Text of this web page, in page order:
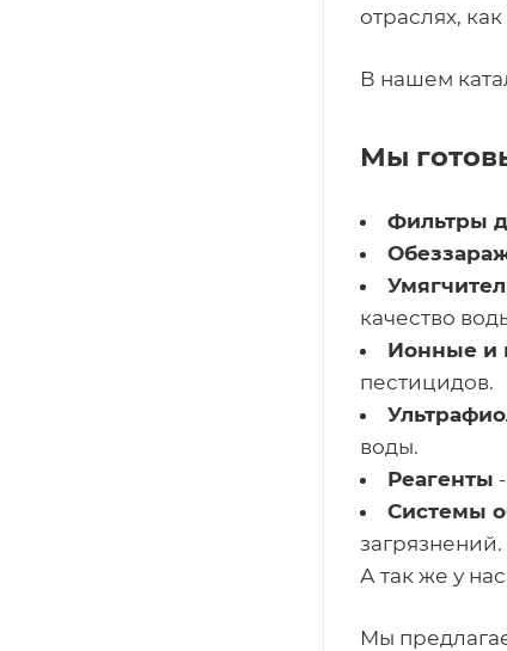
отраслях,
В нашем
Мы
Фильтры
качество
Ионные и
пестицидов.
воды.
Реагенты
Системы
загрязнений.
А так же у
Мы